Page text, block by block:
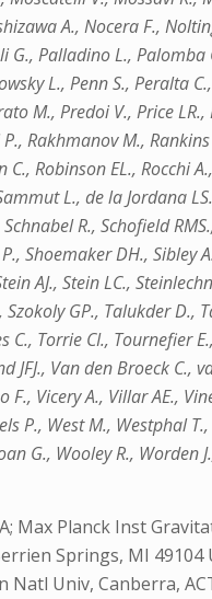
A., Nocera F.,
G., Palladino L.,
L., Penn S.,
M., Predoi V., Price
Rakhmanov M.,
Robinson EL., Rocchi
L., de la
R., Schofield
Shoemaker DH., Sibley
AJ., Stein LC.,
GP., Talukder
Torrie CI.,
Van den Broeck C.,
Vicery A., Villar AE.,
P., West M.,
G., Wooley R.,
Max Planck Inst
Springs, MI
Natl Univ, Canberra,